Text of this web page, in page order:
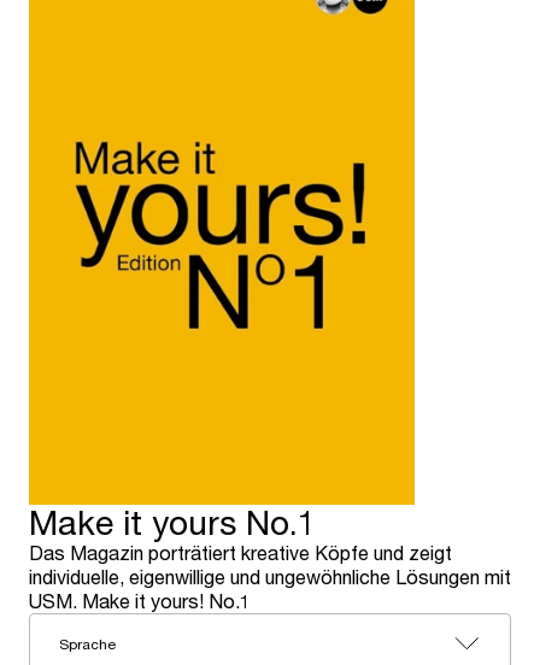
Make it yours No.1
Das Magazin porträtiert kreative Köpfe und zeigt
individuelle, eigenwillige und ungewöhnliche Lösungen mit
USM. Make it yours! No.1
Sprache